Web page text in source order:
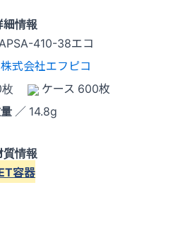
細情報
410-38エコ
株式会社エフピコ
枚
ケース 600枚
／ 14.8g
質情報
容器